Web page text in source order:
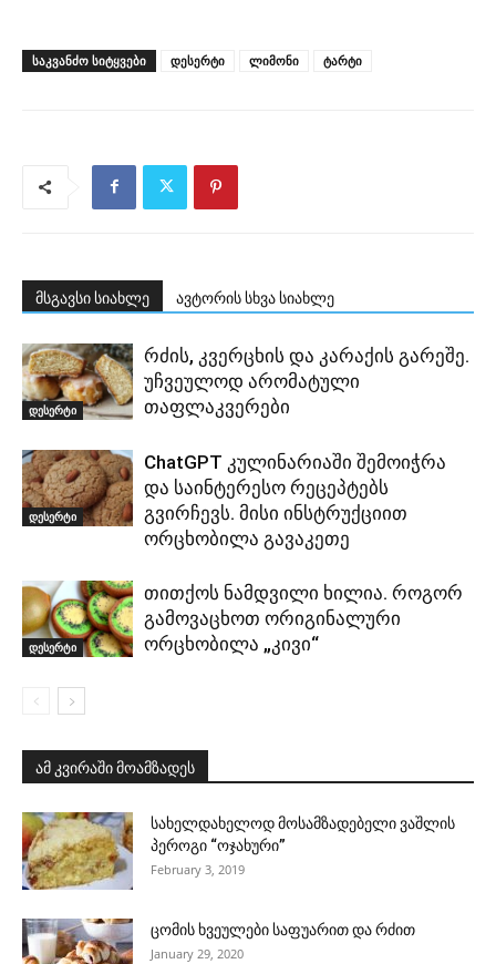
ᲡᲐᲙᲕᲐᲜᲫᲝ ᲡᲘᲢᲧᲕᲔᲑᲘ დესერტი ლიმონი ტარტი
მსგავსი სიახლე ავტორის სხვა სიახლე
დესერტი
რძის, კვერცხის და კარაქის გარეშე.
უჩვეულოდ არომატული
თაფლაკვერები
დესერტი
ChatGPT კულინარიაში შემოიჭრა
და საინტერესო რეცეპტებს
გვირჩევს. მისი ინსტრუქციით
ორცხობილა გავაკეთე
დესერტი
თითქოს ნამდვილი ხილია. როგორ
გამოვაცხოთ ორიგინალური
ორცხობილა „კივი“
ამ კვირაში მოამზადეს
სახელდახელოდ მოსამზადებელი ვაშლის
პეროგი “ოჯახური”
February 3, 2019
ცომის ხვეულები საფუარით და რძით
January 29, 2020